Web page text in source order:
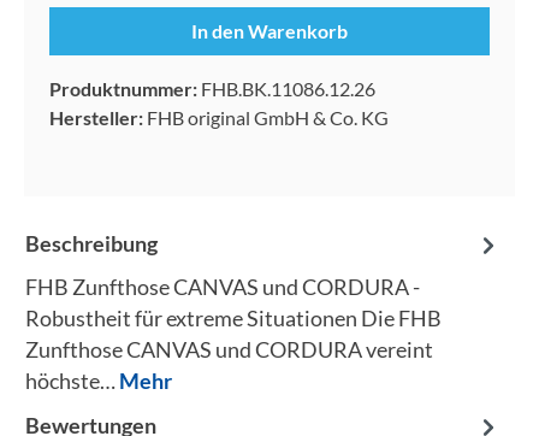
In den Warenkorb
Produktnummer: FHB.BK.11086.12.26
Hersteller: FHB original GmbH & Co. KG
Beschreibung
FHB Zunfthose CANVAS und CORDURA -
Robustheit für extreme Situationen Die FHB
Zunfthose CANVAS und CORDURA vereint
höchste…Mehr
Bewertungen